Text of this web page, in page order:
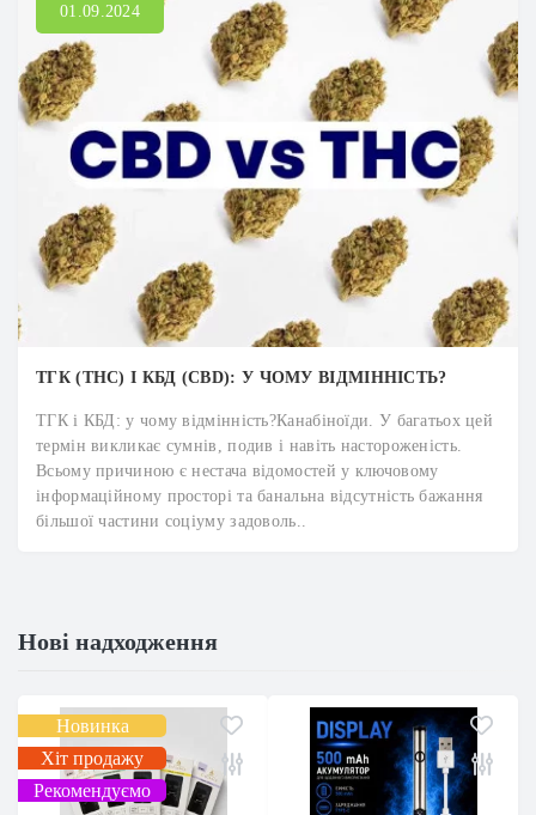
01.09.2024
ТГК (THC) І КБД (CBD): У ЧОМУ ВІДМІННІСТЬ?
ТГК і КБД: у чому відмінність?Канабіноїди. У багатьох цей
термін викликає сумнів, подив і навіть настороженість.
Всьому причиною є нестача відомостей у ключовому
інформаційному просторі та банальна відсутність бажання
більшої частини соціуму задоволь..
Нові надходження
Новинка
Хіт продажу
Рекомендуємо